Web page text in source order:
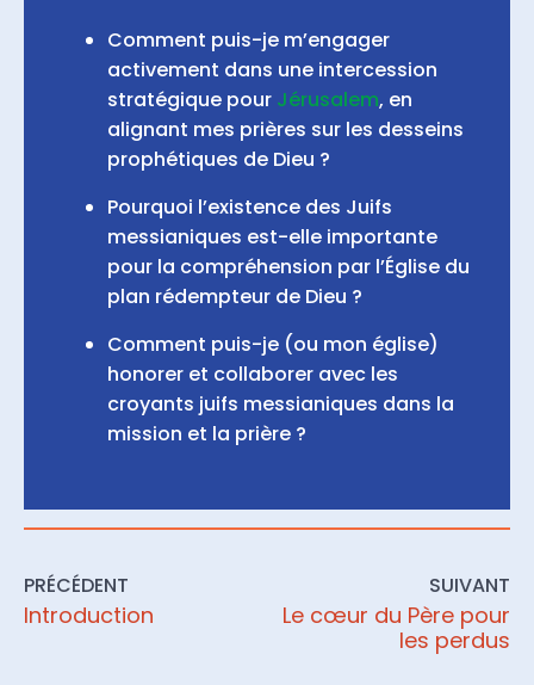
Comment puis-je m’engager
activement dans une intercession
stratégique pour Jérusalem, en
alignant mes prières sur les desseins
prophétiques de Dieu ?
Pourquoi l’existence des Juifs
messianiques est-elle importante
pour la compréhension par l’Église du
plan rédempteur de Dieu ?
Comment puis-je (ou mon église)
honorer et collaborer avec les
croyants juifs messianiques dans la
mission et la prière ?
PRÉCÉDENT
Introduction
SUIVANT
Le cœur du Père pour
les perdus